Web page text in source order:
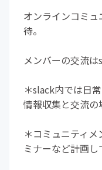
オンラインコミ
待。
メンバーの交流は
＊slack内では日
情報収集と交流の
＊コミュニティ
ミナーなど計画し